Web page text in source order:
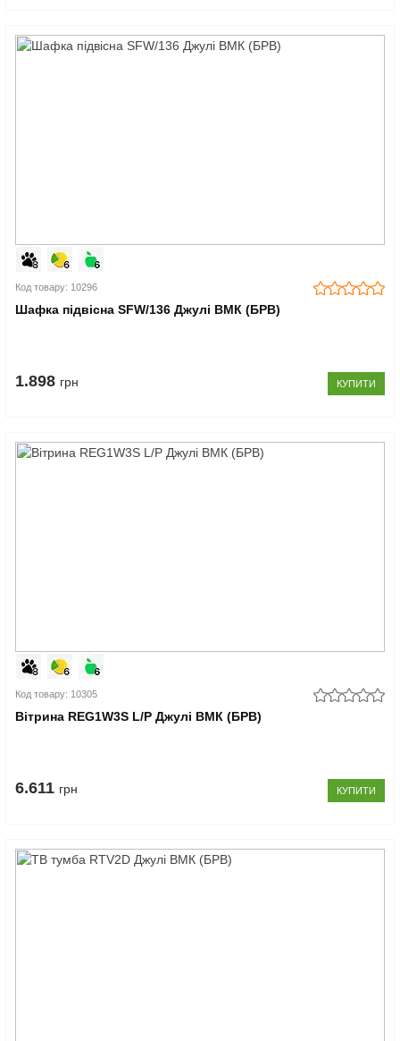
Код товару: 10296
Шафка підвісна SFW/136 Джулі ВМК (БРВ)
1.898 грн КУПИТИ
Код товару: 10305
Вітрина REG1W3S L/P Джулі ВМК (БРВ)
6.611 грн КУПИТИ